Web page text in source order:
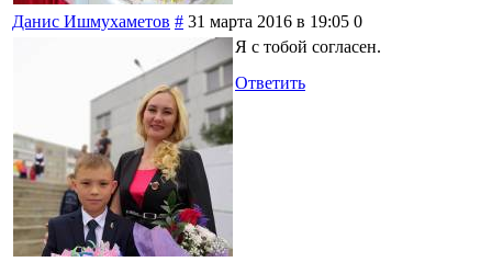
Данис Ишмухаметов # 31 марта 2016 в 19:05 0
Я с тобой согласен.
Ответить